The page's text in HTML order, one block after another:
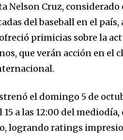
Nelson Cruz, considerado
del baseball en el país,
primicias sobre la
que verán acción en el
el domingo 5 de
a las 12:00 del
logrando ratings